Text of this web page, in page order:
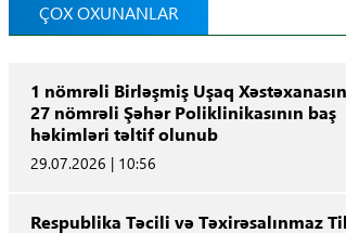
ÇOX OXUNANLAR
1 nömrəli Birləşmiş Uşaq
27 nömrəli Şəhər Poliklinikasının baş
həkimləri təltif olunub
29.07.2026 | 10:56
Respublika Təcili və Təxirəsalınmaz